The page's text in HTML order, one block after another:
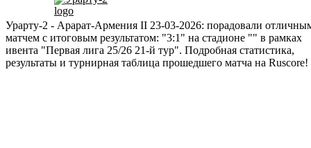
Урарту-2 - Арарат-Армения II 23-03-2026: порадовали
матчем с итоговым результатом: "3:1" на стадионе "" в рамках
ивента "Первая лига 25/26 21-й тур". Подробная статистика,
результаты и турнирная таблица прошедшего матча на Ruscore!